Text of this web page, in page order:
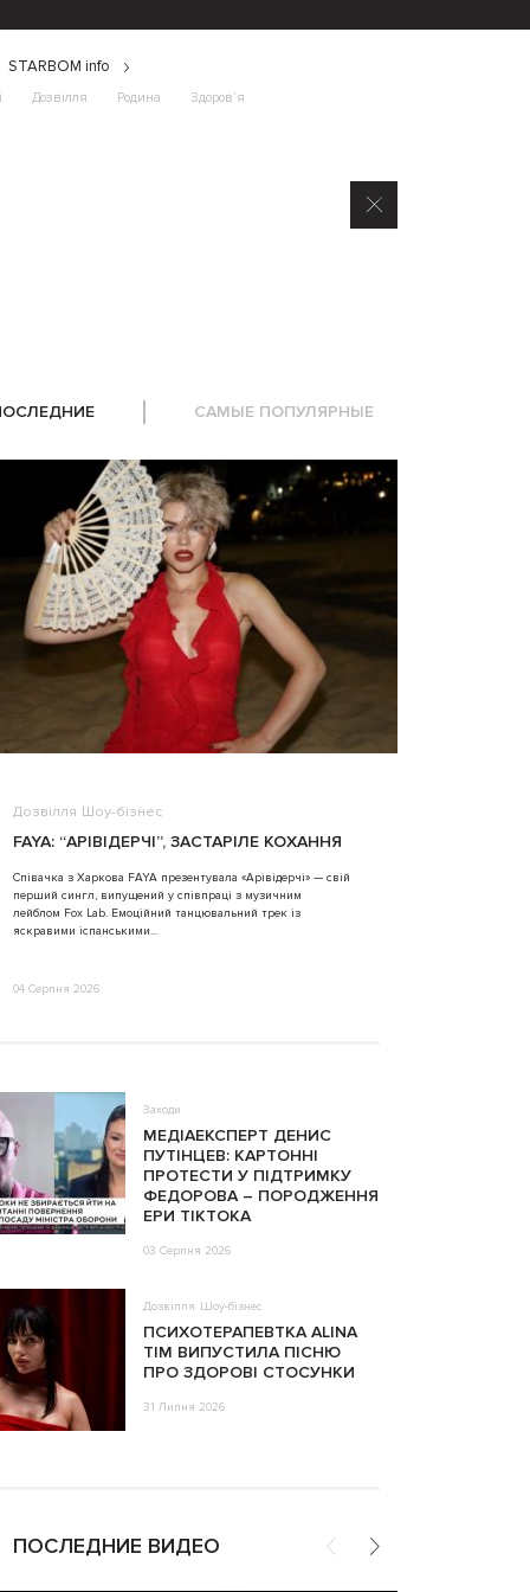
Дозвілля Родина Здоров’я
STARBOM info
САМЫЕ ПОПУЛЯРНЫЕ
Дозвілля Шоу-бізнес
FAYA: “АРІВІДЕРЧІ”, ЗАСТАРІЛЕ КОХАННЯ
Співачка з Харкова FAYA презентувала «Арівідерчі» — свій
перший сингл, випущений у співпраці з музичним
лейблом Fox Lab. Емоційний танцювальний трек із
яскравими іспанськими...
04 Серпня 2026
Заходи
МЕДІАЕКСПЕРТ ДЕНИС
ПУТІНЦЕВ: КАРТОННІ
ПРОТЕСТИ У ПІДТРИМКУ
ФЕДОРОВА – ПОРОДЖЕННЯ
ЕРИ ТІКТОКА
03 Серпня 2026
Дозвілля Шоу-бізнес
ПСИХОТЕРАПЕВТКА ALINA
TIM ВИПУСТИЛА ПІСНЮ
ПРО ЗДОРОВІ СТОСУНКИ
31 Липня 2026
ПОСЛЕДНИЕ ВИДЕО